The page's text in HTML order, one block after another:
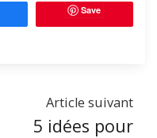
Save
Article suivant
5 idées pour